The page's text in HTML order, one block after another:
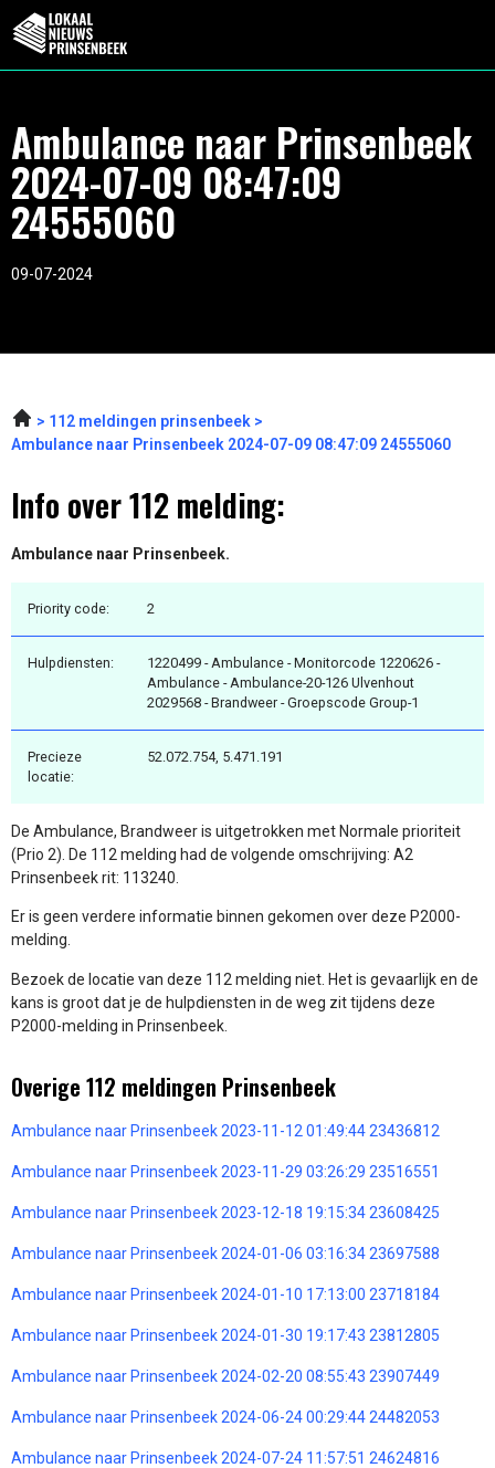
Ambulance naar Prinsenbeek
2024-07-09 08:47:09
24555060
09-07-2024
112 meldingen prinsenbeek
Ambulance naar Prinsenbeek 2024-07-09 08:47:09 24555060
Info over 112 melding:
Ambulance naar Prinsenbeek.
Priority code: 2
Hulpdiensten:
1220499 - Ambulance - Monitorcode 1220626 -
Ambulance - Ambulance-20-126 Ulvenhout
2029568 - Brandweer - Groepscode Group-1
Precieze
locatie:
52.072.754, 5.471.191
De Ambulance, Brandweer is uitgetrokken met Normale prioriteit
(Prio 2). De 112 melding had de volgende omschrijving: A2
Prinsenbeek rit: 113240.
Er is geen verdere informatie binnen gekomen over deze P2000-
melding.
Bezoek de locatie van deze 112 melding niet. Het is gevaarlijk en de
kans is groot dat je de hulpdiensten in de weg zit tijdens deze
P2000-melding in Prinsenbeek.
Overige 112 meldingen Prinsenbeek
Ambulance naar Prinsenbeek 2023-11-12 01:49:44 23436812
Ambulance naar Prinsenbeek 2023-11-29 03:26:29 23516551
Ambulance naar Prinsenbeek 2023-12-18 19:15:34 23608425
Ambulance naar Prinsenbeek 2024-01-06 03:16:34 23697588
Ambulance naar Prinsenbeek 2024-01-10 17:13:00 23718184
Ambulance naar Prinsenbeek 2024-01-30 19:17:43 23812805
Ambulance naar Prinsenbeek 2024-02-20 08:55:43 23907449
Ambulance naar Prinsenbeek 2024-06-24 00:29:44 24482053
Ambulance naar Prinsenbeek 2024-07-24 11:57:51 24624816